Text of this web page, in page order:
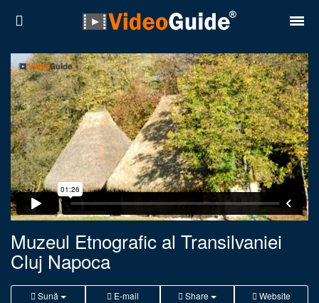
Muzeul Etnografic al Transilvaniei
Cluj Napoca
Sună E-mail Share Website
Locuri
Destinații
Prețuri
Contact
Despre noi
Reguli de confidentialitate
Română
English